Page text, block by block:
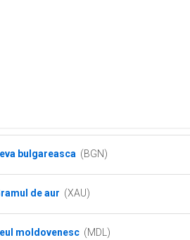
bulgareasca (BGN)
de aur (XAU)
moldovenesc (MDL)